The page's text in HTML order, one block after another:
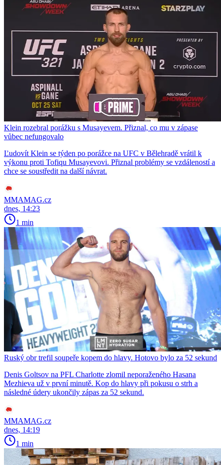
Klein rozebral porážku s Musayevem. Přiznal, co mu v zápase
vůbec nefungovalo
Ľudovít Klein se týden po porážce na UFC v Bělehradě vrátil k
výkonu proti Tofiqu Musayevovi. Přiznal problémy se vzdáleností a
chce se soustředit na další návrat.
MMAMAG.cz
dnes, 14:23
1 min
Ruský obr trefil soupeře kopem do hlavy. Hotovo bylo za 52 sekund
Denis Goltsov na PFL Charlotte zlomil neporaženého Hasana
Mezhieva už v první minutě. Kop do hlavy při pokusu o strh a
následné údery ukončily zápas za 52 sekund.
MMAMAG.cz
dnes, 14:19
1 min